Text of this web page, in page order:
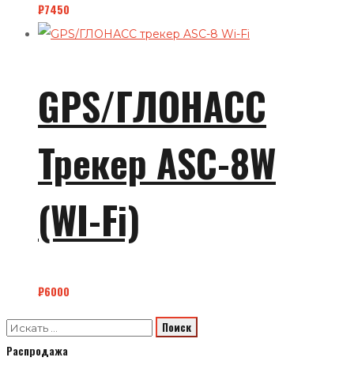
₽7450
GPS/ГЛОНАСС
Трекер ASC-8W
(WI-Fi)
₽6000
Распродажа